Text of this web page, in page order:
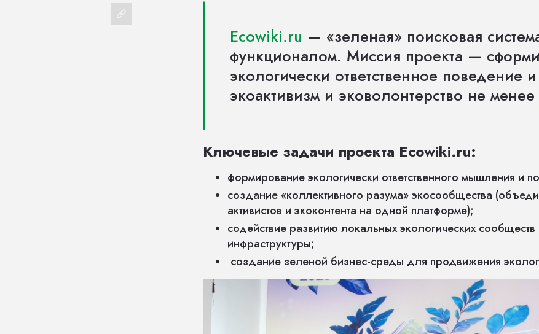
Ecowiki.ru — «зеленая» поисковая
функционалом. Миссия проекта —
экологически ответственное поведение
экоактивизм и эковолонтерство не
Ключевые задачи проекта Ecowiki.ru:
формирование экологически ответственного мышления и
создание «коллективного разума» экосообщества
активистов и экоконтента на одной платформе);
содействие развитию локальных экологических
инфраструктуры;
создание зеленой бизнес-среды для продвижения